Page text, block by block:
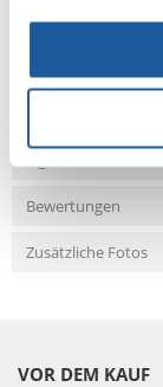
Fragen
Bewertungen
Zusätzliche Fotos
VOR DEM KAUF